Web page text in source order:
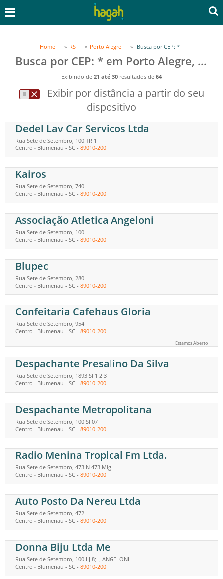
Home RS Porto Alegre Busca por CEP: *
Busca por CEP: * em Porto Alegre, RS
Exibindo de 21 até 30 resultados de 64
Exibir por distância a partir do seu
dispositivo
Dedel Lav Car Servicos Ltda
Rua Sete de Setembro, 100 TR 1
Centro - Blumenau - SC - 89010-200
Kairos
Rua Sete de Setembro, 740
Centro - Blumenau - SC - 89010-200
Associação Atletica Angeloni
Rua Sete de Setembro, 100
Centro - Blumenau - SC - 89010-200
Blupec
Rua Sete de Setembro, 280
Centro - Blumenau - SC - 89010-200
Confeitaria Cafehaus Gloria
Rua Sete de Setembro, 954
Centro - Blumenau - SC - 89010-200
Estamos Aberto
Despachante Presalino Da Silva
Rua Sete de Setembro, 1893 Sl 1 2 3
Centro - Blumenau - SC - 89010-200
Despachante Metropolitana
Rua Sete de Setembro, 100 Sl 07
Centro - Blumenau - SC - 89010-200
Radio Menina Tropical Fm Ltda.
Rua Sete de Setembro, 473 N 473 Mig
Centro - Blumenau - SC - 89010-200
Auto Posto Da Nereu Ltda
Rua Sete de Setembro, 472
Centro - Blumenau - SC - 89010-200
Donna Biju Ltda Me
Rua Sete de Setembro, 100 LJ 8;LJ ANGELONI
Centro - Blumenau - SC - 89010-200